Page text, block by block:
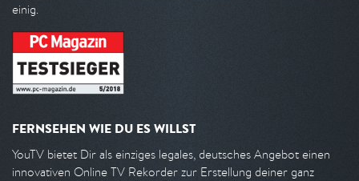
einig.
FERNSEHEN WIE DU ES WILLST
YouTV bietet Dir als einziges legales, deutsches Angebot einen
innovativen Online TV Rekorder zur Erstellung deiner ganz